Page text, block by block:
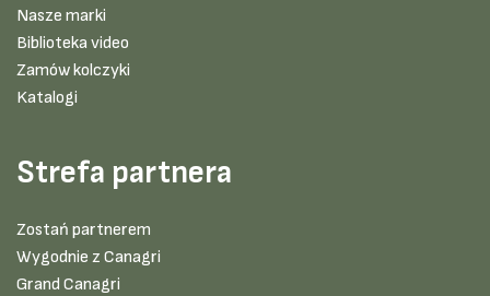
Nasze marki
Biblioteka video
Zamów kolczyki
Katalogi
Strefa partnera
Zostań partnerem
Wygodnie z Canagri
Grand Canagri